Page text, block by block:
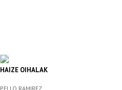
HAIZE OIHALAK
PELLO RAMIREZ